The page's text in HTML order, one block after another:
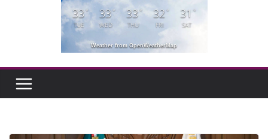
33°
TUE
33°
WED
33°
THU
32°
FRI
31 °
SAT
Weather from OpenWeatherMap